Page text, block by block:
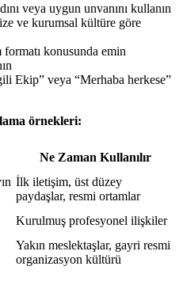
veya uygun unvanını kullanın
ve kurumsal kültüre göre
formatı konusunda emin
Ekip” veya “Merhaba herkese”
örnekleri:
Ne Zaman Kullanılır
İlk iletişim, üst düzey
paydaşlar, resmi ortamlar
Kurulmuş profesyonel ilişkiler
Yakın meslektaşlar, gayri resmi
organizasyon kültürü